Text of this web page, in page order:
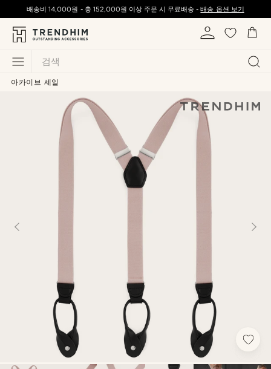
검색
배송비14,000원 - 총 152,000원 이상 주문 시 무료배송 -배송 옵션 보기
아카이브 세일